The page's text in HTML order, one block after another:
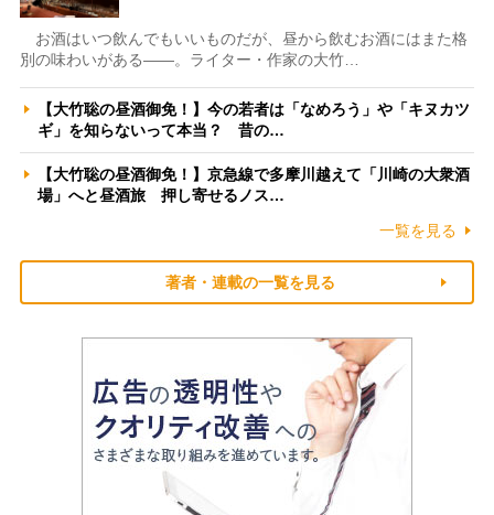
お酒はいつ飲んでもいいものだが、昼から飲むお酒にはまた格
別の味わいがある――。ライター・作家の大竹…
【大竹聡の昼酒御免！】今の若者は「なめろう」や「キヌカツ
ギ」を知らないって本当？ 昔の…
【大竹聡の昼酒御免！】京急線で多摩川越えて「川崎の大衆酒
場」へと昼酒旅 押し寄せるノス…
一覧を見る
著者・連載の一覧を見る